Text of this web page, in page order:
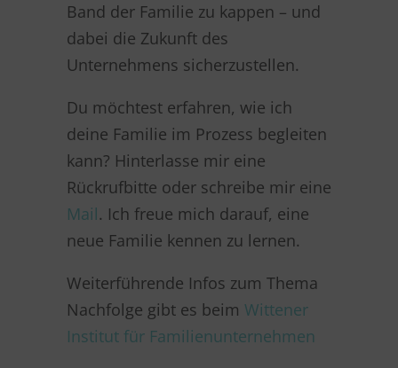
Band der Familie zu kappen – und
dabei die Zukunft des
Unternehmens sicherzustellen.
Du möchtest erfahren, wie ich
deine Familie im Prozess begleiten
kann? Hinterlasse mir eine
Rückrufbitte oder schreibe mir eine
Mail. Ich freue mich darauf, eine
neue Familie kennen zu lernen.
Weiterführende Infos zum Thema
Nachfolge gibt es beim Wittener
Institut für Familienunternehmen